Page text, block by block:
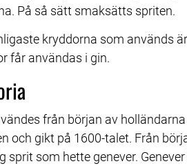
På så sätt smaksätts spriten.
kryddorna som används
får användas i gin.
från början av
och gikt på 1600-talet. Från
sprit som hette genever.